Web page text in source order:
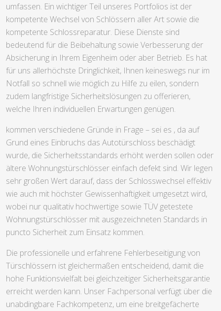
umfassen. Ein wichtiger Teil unseres Portfolios ist der
kompetente Wechsel von Schlössern aller Art sowie die
kompetente Schlossreparatur. Diese Dienste sind
bedeutend für die Beibehaltung sowie Verbesserung der
Absicherung in Ihrem Eigenheim oder aber Betrieb. Es hat
für uns allerhöchste Dringlichkeit, Ihnen keineswegs nur im
Notfall so schnell wie möglich zu Hilfe zu eilen, sondern
zudem langfristige Sicherheitslösungen zu offerieren,
welche Ihren individuellen Erwartungen genügen.
kommen verschiedene Gründe in Frage – sei es , da auf
Grund eines Einbruchs das Autotürschloss beschädigt
wurde, die Sicherheitsstandards erhöht werden sollen oder
ältere Wohnungstürschlösser einfach defekt sind. Wir legen
sehr großen Wert darauf, dass der Schlosswechsel effektiv
wie auch mit höchster Gewissenhaftigkeit umgesetzt wird,
wobei nur qualitativ hochwertige sowie TÜV getestete
Wohnungstürschlösser mit ausgezeichneten Standards in
puncto Sicherheit zum Einsatz kommen.
Die professionelle und erfahrene Fehlerbeseitigung von
Türschlössern ist gleichermaßen entscheidend, damit die
hohe Funktionsvielfalt bei gleichzeitiger Sicherheitsgarantie
erreicht werden kann. Unser Fachpersonal verfügt über die
unabdingbare Fachkompetenz, um eine breitgefächerte